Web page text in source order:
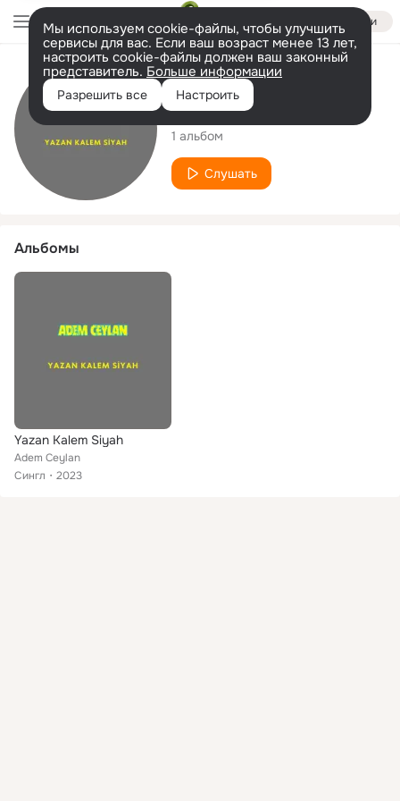
Войти
Мы используем cookie-файлы, чтобы улучшить
сервисы для вас. Если ваш возраст менее 13 лет,
настроить cookie-файлы должен ваш законный
представитель. Больше информации
Разрешить все Настроить
Исполнитель
Adem Ceylan
1 альбом
Слушать
Альбомы
Yazan Kalem Siyah
Adem Ceylan
Сингл
2023